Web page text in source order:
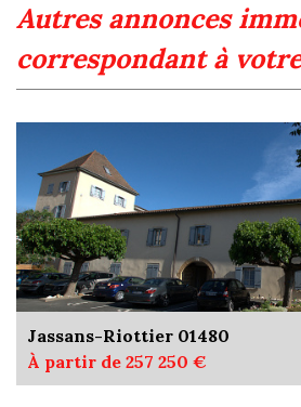
autres annonces immobilières
correspondant à
Jassans-Riottier 01480
À partir de 257 250 €